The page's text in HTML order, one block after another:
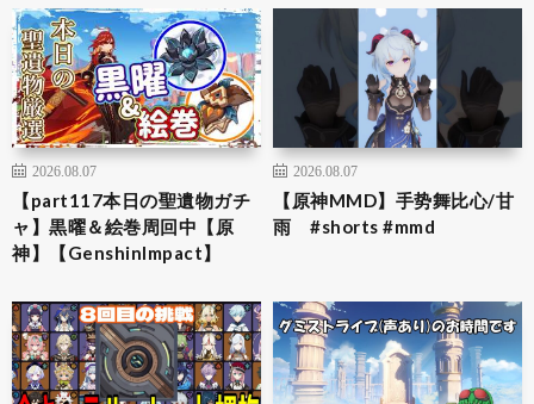
2026.08.07
【part117本日の聖遺物ガチ
ャ】黒曜＆絵巻周回中【原
神】【GenshinImpact】
2026.08.07
【原神MMD】手势舞比心/甘
雨 #shorts #mmd